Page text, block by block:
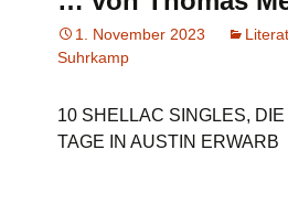
1. November 2023
Suhrkamp
10 SHELLAC SINGLES,
TAGE IN AUSTIN ERWARB